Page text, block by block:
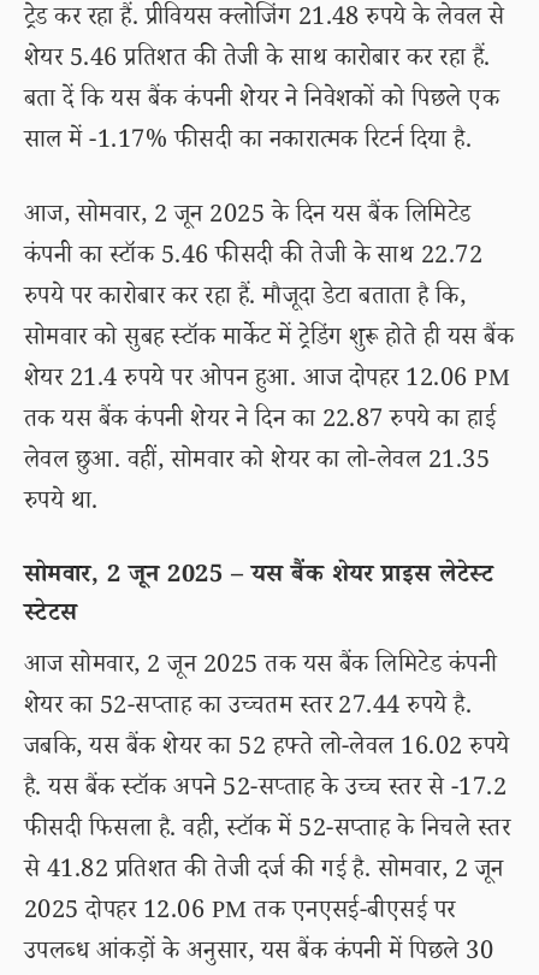
ट्रेड कर रहा हैं. प्रीवियस क्लोजिंग 21.48 रुपये के लेवल से
शेयर 5.46 प्रतिशत की तेजी के साथ कारोबार कर रहा हैं.
बता दें कि यस बैंक कंपनी शेयर ने निवेशकों को पिछले एक
साल में -1.17% फीसदी का नकारात्मक रिटर्न दिया है.
आज, सोमवार, 2 जून 2025 के दिन यस बैंक लिमिटेड
कंपनी का स्टॉक 5.46 फीसदी की तेजी के साथ 22.72
रुपये पर कारोबार कर रहा हैं. मौजूदा डेटा बताता है कि,
सोमवार को सुबह स्टॉक मार्केट में ट्रेडिंग शुरू होते ही यस बैंक
शेयर 21.4 रुपये पर ओपन हुआ. आज दोपहर 12.06 PM
तक यस बैंक कंपनी शेयर ने दिन का 22.87 रुपये का हाई
लेवल छुआ. वहीं, सोमवार को शेयर का लो-लेवल 21.35
रुपये था.
सोमवार, 2 जून 2025 – यस बैंक शेयर प्राइस लेटेस्ट
स्टेटस
आज सोमवार, 2 जून 2025 तक यस बैंक लिमिटेड कंपनी
शेयर का 52-सप्ताह का उच्चतम स्तर 27.44 रुपये है.
जबकि, यस बैंक शेयर का 52 हफ्ते लो-लेवल 16.02 रुपये
है. यस बैंक स्टॉक अपने 52-सप्ताह के उच्च स्तर से -17.2
फीसदी फिसला है. वही, स्टॉक में 52-सप्ताह के निचले स्तर
से 41.82 प्रतिशत की तेजी दर्ज की गई है. सोमवार, 2 जून
2025 दोपहर 12.06 PM तक एनएसई-बीएसई पर
उपलब्ध आंकड़ों के अनुसार, यस बैंक कंपनी में पिछले 30